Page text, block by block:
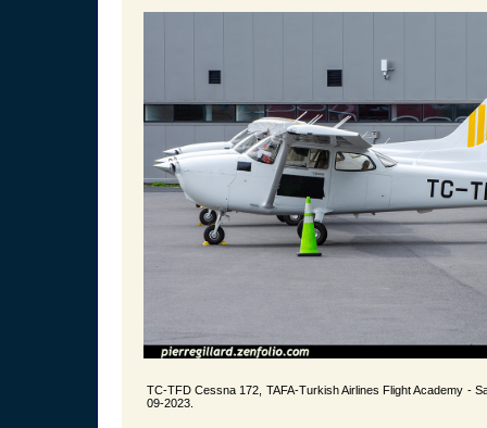
TC-TFD Cessna 172, TAFA-Turkish Airlines Flight Academy -
09-2023.